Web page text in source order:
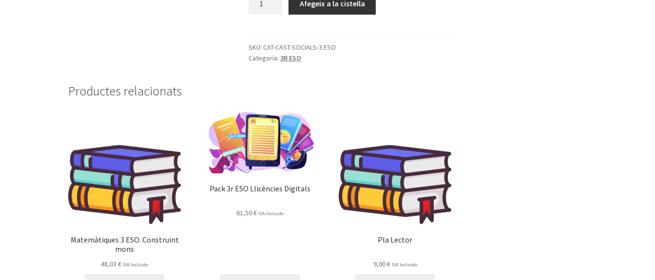
ESO
Afegeix a la cistella
SKU:CAT-CAST-SOCIALS-3 ESO
Categoria: 3R ESO
Productes relacionats
Matemàtiques 3 ESO. Construint
mons
48,03€ IVA Incluido
Pack 3r ESO Llicències Digitals
61,50€ IVA Incluido
Pla Lector
9,00€ IVA Incluido